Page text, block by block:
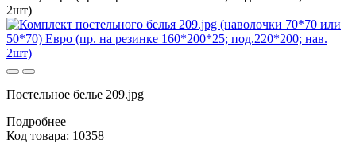
2шт)
Постельное белье 209.jpg
Подробнее
Код товара: 10358